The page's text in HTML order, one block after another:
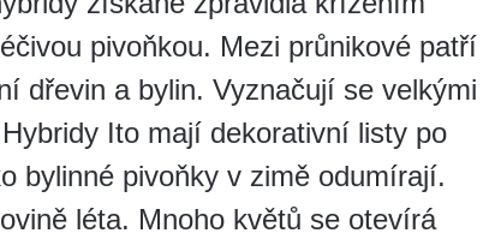
pivoňkou. Mezi průnikové patří
dřevin a bylin. Vyznačují se velkými
Ito mají dekorativní listy po
bylinné pivoňky v zimě odumírají.
léta. Mnoho květů se otevírá